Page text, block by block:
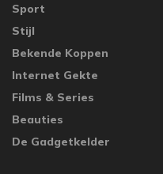
Sport
Stijl
Bekende Koppen
Internet Gekte
Films & Series
Beauties
De Gadgetkelder